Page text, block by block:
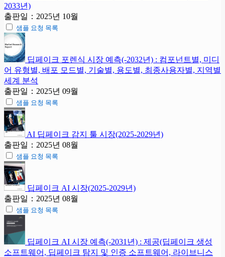
2033년)
출판일：2025년 10월
샘플 요청 목록
딥페이크 포렌식 시장 예측(-2032년) : 컴포넌트별, 미디
어 유형별, 배포 모드별, 기술별, 용도별, 최종사용자별, 지역별
세계 분석
출판일：2025년 09월
샘플 요청 목록
AI 딥페이크 감지 툴 시장(2025-2029년)
출판일：2025년 08월
샘플 요청 목록
딥페이크 AI 시장(2025-2029년)
출판일：2025년 08월
샘플 요청 목록
딥페이크 AI 시장 예측(-2031년) : 제공(딥페이크 생성
소프트웨어, 딥페이크 탐지 및 인증 소프트웨어, 라이브니스